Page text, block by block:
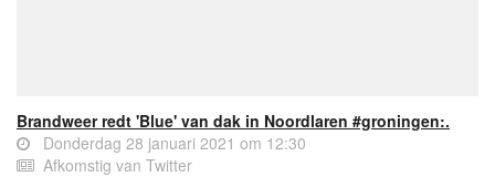
Brandweer redt 'Blue' van dak in Noordlaren #groningen:.
Donderdag 28 januari 2021 om 12:30
Afkomstig van Twitter